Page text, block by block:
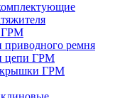
ГРМ
приводного ремня
цепи ГРМ
крышки ГРМ